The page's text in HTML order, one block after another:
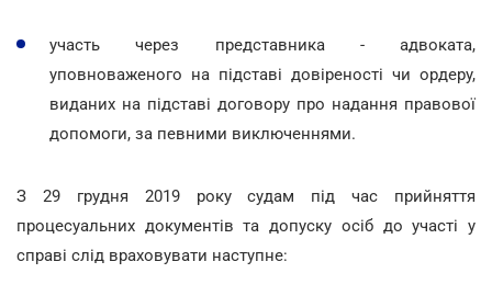
участь через представника - адвоката,
уповноваженого на підставі довіреності чи ордеру,
виданих на підставі договору про надання правової
допомоги, за певними виключеннями.
З 29 грудня 2019 року судам під час прийняття
процесуальних документів та допуску осіб до участі у
справі слід враховувати наступне: